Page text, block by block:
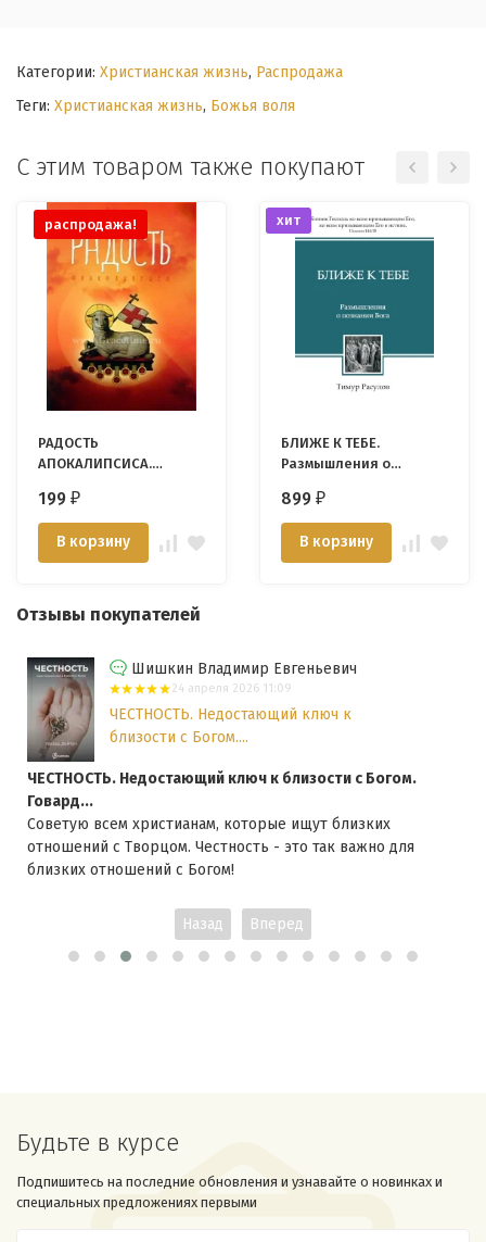
Категории: Христианская жизнь, Распродажа
Теги: Христианская жизнь, Божья воля
С этим товаром также покупают
распродажа!
РАДОСТЬ
АПОКАЛИПСИСА.
Откровении. Сергей
Головин
199 ₽
В корзину
хит
БЛИЖЕ К ТЕБЕ.
Размышления о
Расулов
899 ₽
В корзину
Отзывы покупателей
Шишкин Владимир Евгеньевич
24 апреля 2026 11:09
ЧЕСТНОСТЬ. Недостающий ключ к
близости с Богом....
ЧЕСТНОСТЬ. Недостающий ключ к близости с Богом.
Говард...
Советую всем христианам, которые ищут близких
отношений с Творцом. Честность - это так важно для
близких отношений с Богом!
Назад Вперед
Будьте в курсе
Подпишитесь на последние обновления и узнавайте о новинках и
специальных предложениях первыми